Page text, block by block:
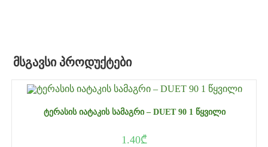
ᲛᲡᲒᲐᲕᲡᲘ ᲞᲠᲝᲓᲣᲥᲢᲔᲑᲘ
ᲢᲔᲠᲐᲡᲘᲡ ᲘᲐᲢᲐᲙᲘᲡ ᲡᲐᲛᲐᲒᲠᲘ – DUET 90 1 ᲬᲧᲕᲘᲚᲘ
1.40₾